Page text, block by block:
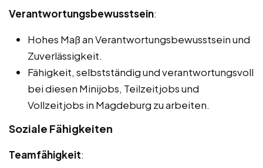
Verantwortungsbewusstsein:
Hohes Maß an Verantwortungsbewusstsein und
Zuverlässigkeit.
Fähigkeit, selbstständig und verantwortungsvoll
bei diesen Minijobs, Teilzeitjobs und
Vollzeitjobs in Magdeburg zu arbeiten.
Soziale Fähigkeiten
Teamfähigkeit: